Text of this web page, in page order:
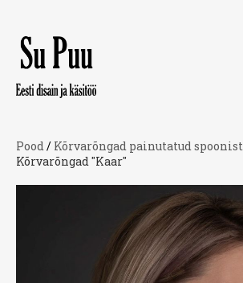
Pood / Kõrvarõngad painutatud spoonist
Kõrvarõngad "Kaar"